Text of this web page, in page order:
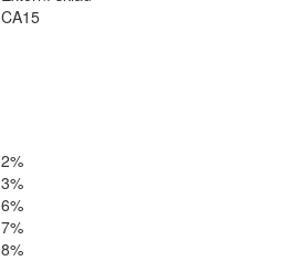
CA15
2%
3%
6%
7%
8%